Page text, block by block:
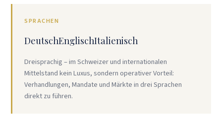
SPRACHEN
DeutschEnglischItalienisch
Dreisprachig – im Schweizer und internationalen
Mittelstand kein Luxus, sondern operativer Vorteil:
Verhandlungen, Mandate und Märkte in drei Sprachen
direkt zu führen.